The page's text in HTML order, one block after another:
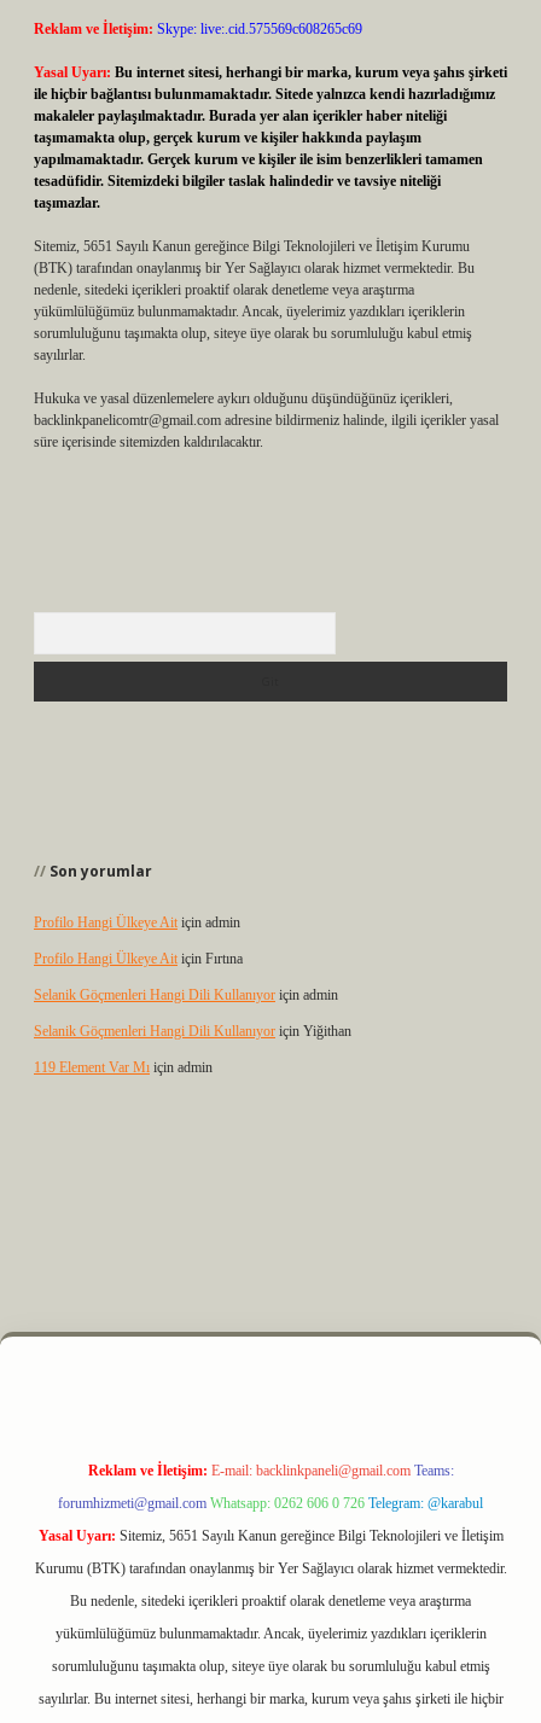
Reklam ve İletişim: Skype: live:.cid.575569c608265c69
Yasal Uyarı: Bu internet sitesi, herhangi bir marka, kurum veya şahıs şirketi
ile hiçbir bağlantısı bulunmamaktadır. Sitede yalnızca kendi hazırladığımız
makaleler paylaşılmaktadır. Burada yer alan içerikler haber niteliği
taşımamakta olup, gerçek kurum ve kişiler hakkında paylaşım
yapılmamaktadır. Gerçek kurum ve kişiler ile isim benzerlikleri tamamen
tesadüfidir. Sitemizdeki bilgiler taslak halindedir ve tavsiye niteliği
taşımazlar.
Sitemiz, 5651 Sayılı Kanun gereğince Bilgi Teknolojileri ve İletişim Kurumu
(BTK) tarafından onaylanmış bir Yer Sağlayıcı olarak hizmet vermektedir. Bu
nedenle, sitedeki içerikleri proaktif olarak denetleme veya araştırma
yükümlülüğümüz bulunmamaktadır. Ancak, üyelerimiz yazdıkları içeriklerin
sorumluluğunu taşımakta olup, siteye üye olarak bu sorumluluğu kabul etmiş
sayılırlar.
Hukuka ve yasal düzenlemelere aykırı olduğunu düşündüğünüz içerikleri,
backlinkpanelicomtr@gmail.com adresine bildirmeniz halinde, ilgili içerikler yasal
süre içerisinde sitemizden kaldırılacaktır.
Son yorumlar
Profilo Hangi Ülkeye Ait için admin
Profilo Hangi Ülkeye Ait için Fırtına
Selanik Göçmenleri Hangi Dili Kullanıyor için admin
Selanik Göçmenleri Hangi Dili Kullanıyor için Yiğithan
119 Element Var Mı için admin
m elexbet
Reklam ve İletişim: E-mail: backlinkpaneli@gmail.com Teams:
forumhizmeti@gmail.com Whatsapp: 0262 606 0 726 Telegram: @karabul
Yasal Uyarı: Sitemiz, 5651 Sayılı Kanun gereğince Bilgi Teknolojileri ve İletişim
Kurumu (BTK) tarafından onaylanmış bir Yer Sağlayıcı olarak hizmet vermektedir.
Bu nedenle, sitedeki içerikleri proaktif olarak denetleme veya araştırma
yükümlülüğümüz bulunmamaktadır. Ancak, üyelerimiz yazdıkları içeriklerin
sorumluluğunu taşımakta olup, siteye üye olarak bu sorumluluğu kabul etmiş
sayılırlar. Bu internet sitesi, herhangi bir marka, kurum veya şahıs şirketi ile hiçbir